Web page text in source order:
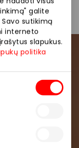
galite
sutikimą
interneto
slapukus.
politika
pasiūlymus,
AKROPOLIS